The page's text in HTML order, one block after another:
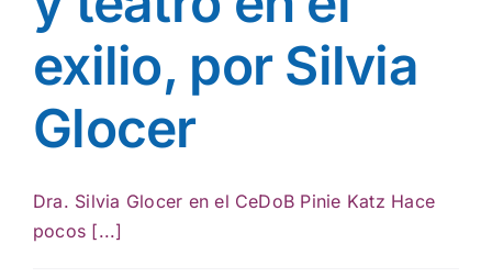
exilio, por Silvia
Glocer
Dra. Silvia Glocer en el CeDoB Pinie Katz Hace
pocos [...]